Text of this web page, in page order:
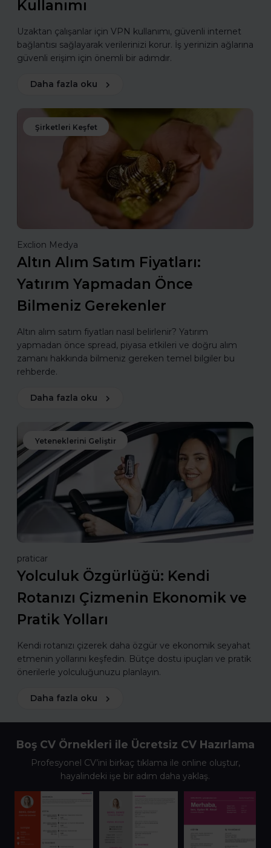
Kullanımı
Uzaktan çalışanlar için VPN kullanımı, güvenli internet
bağlantısı sağlayarak verilerinizi korur. İş yerinizin ağlarına
güvenli erişim için önemli bir adımdır.
Daha fazla oku
Şirketleri Keşfet
Exclion Medya
Altın Alım Satım Fiyatları:
Yatırım Yapmadan Önce
Bilmeniz Gerekenler
Altın alım satım fiyatları nasıl belirlenir? Yatırım
yapmadan önce spread, piyasa etkileri ve doğru alım
zamanı hakkında bilmeniz gereken temel bilgiler bu
rehberde.
Daha fazla oku
Yeteneklerini Geliştir
praticar
Yolculuk Özgürlüğü: Kendi
Rotanızı Çizmenin Ekonomik ve
Pratik Yolları
Kendi rotanızı çizerek daha özgür ve ekonomik seyahat
etmenin yollarını keşfedin. Bütçe dostu ipuçları ve pratik
önerilerle yolculuğunuzu planlayın.
Daha fazla oku
Boş CV Örnekleri ile Ücretsiz CV Hazırlama
Profesyonel CV’ini birkaç tıklama ile online oluştur,
hayalindeki işe bir adım daha yaklaş.